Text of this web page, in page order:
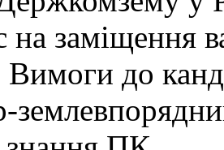
на заміщення
Вимоги до